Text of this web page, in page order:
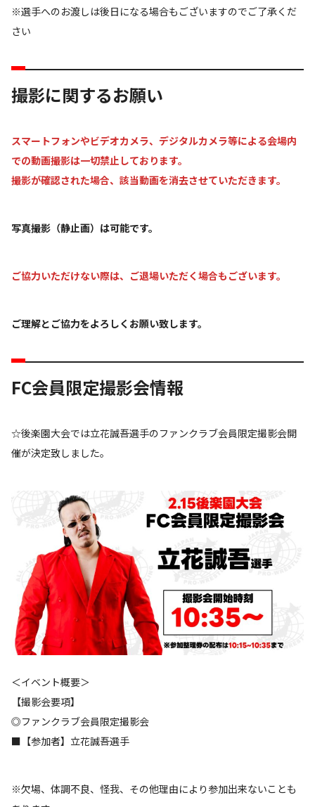
※選手へのお渡しは後日になる場合もございますのでご了承くだ
さい
撮影に関するお願い
スマートフォンやビデオカメラ、デジタルカメラ等による会場内
での動画撮影は一切禁止しております。
撮影が確認された場合、該当動画を消去させていただきます。
写真撮影（静止画）は可能です。
ご協力いただけない際は、ご退場いただく場合もございます。
ご理解とご協力をよろしくお願い致します。
FC会員限定撮影会情報
☆後楽園大会では立花誠吾選手のファンクラブ会員限定撮影会開
催が決定致しました。
＜イベント概要＞
【撮影会要項】
◎ファンクラブ会員限定撮影会
■【参加者】立花誠吾選手
※欠場、体調不良、怪我、その他理由により参加出来ないことも